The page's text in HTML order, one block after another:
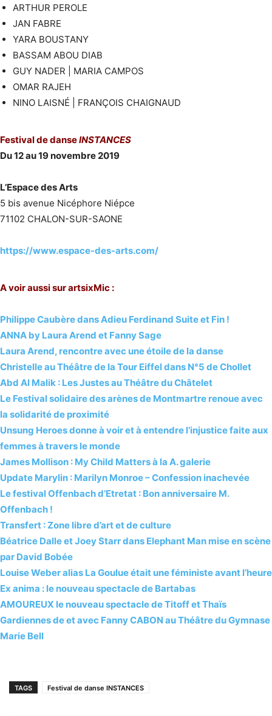
ARTHUR PEROLE
JAN FABRE
YARA BOUSTANY
BASSAM ABOU DIAB
GUY NADER | MARIA CAMPOS
OMAR RAJEH
NINO LAISNÉ | FRANÇOIS CHAIGNAUD
Festival de danseINSTANCES
Du 12 au 19 novembre 2019
L’Espace des Arts
5 bis avenue Nicéphore Niépce
71102 CHALON-SUR-SAONE
https://www.espace-des-arts.com/
A voir aussi sur artsixMic :
Philippe Caubère dans Adieu Ferdinand Suite et Fin !
ANNA by Laura Arend et Fanny Sage
Laura Arend, rencontre avec une étoile de la danse
Christelle au Théâtre de la Tour Eiffel dans N°5 de Chollet
Abd Al Malik : Les Justes au Théâtre du Châtelet
Le Festival solidaire des arènes de Montmartre renoue avec
la solidarité de proximité
Unsung Heroes donne à voir et à entendre l’injustice faite aux
femmes à travers le monde
James Mollison : My Child Matters à la A. galerie
Update Marylin : Marilyn Monroe – Confession inachevée
Le festival Offenbach d’Etretat : Bon anniversaire M.
Offenbach !
Transfert : Zone libre d’art et de culture
Béatrice Dalle et Joey Starr dans Elephant Man mise en scène
par David Bobée
Louise Weber alias La Goulue était une féministe avant l’heure
Ex anima : le nouveau spectacle de Bartabas
AMOUREUX le nouveau spectacle de Titoff et Thaïs
Gardiennes de et avec Fanny CABON au Théâtre du Gymnase
Marie Bell
TAGS Festival de danse INSTANCES